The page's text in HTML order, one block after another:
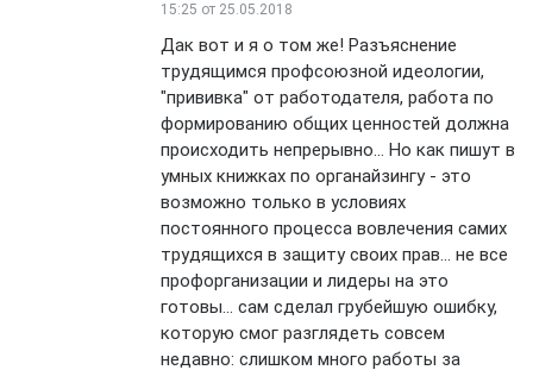
15:25 от 25.05.2018
Дак вот и я о том же! Разъяснение
трудящимся профсоюзной идеологии,
"прививка" от работодателя, работа по
формированию общих ценностей должна
происходить непрерывно... Но как пишут в
умных книжках по органайзингу - это
возможно только в условиях
постоянного процесса вовлечения самих
трудящихся в защиту своих прав... не все
профорганизации и лидеры на это
готовы... сам сделал грубейшую ошибку,
которую смог разглядеть совсем
недавно: слишком много работы за